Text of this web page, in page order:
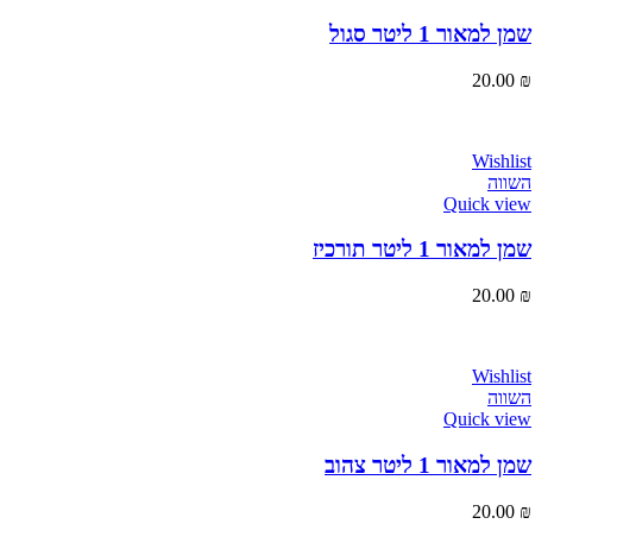
שמן למאור 1 ליטר סגול
20.00 ₪
Wishlist
השווה
Quick view
שמן למאור 1 ליטר תורכיז
20.00 ₪
Wishlist
השווה
Quick view
שמן למאור 1 ליטר צהוב
20.00 ₪